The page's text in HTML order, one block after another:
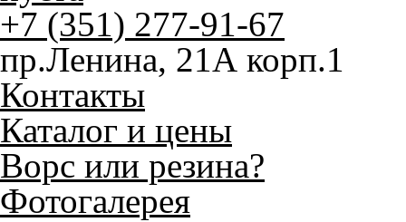
+7 (351) 277-91-67
пр.Ленина, 21А корп.1
Контакты
Каталог и цены
Ворс или резина?
Фотогалерея